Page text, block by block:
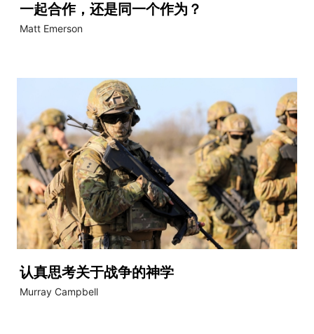
一起合作，还是同一个作为？
Matt Emerson
认真思考关于战争的神学
Murray Campbell